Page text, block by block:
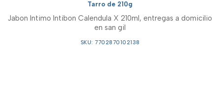
Tarro de 210g
Jabon Intimo Intibon Calendula X 210ml, entregas a domicilio
en san gil
SKU: 7702870102138